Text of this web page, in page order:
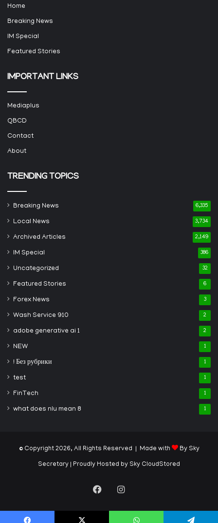
Home
Breaking News
IM Special
Featured Stories
IMPORTANT LINKS
Mediaplus
QBCD
Contact
About
TRENDING TOPICS
Breaking News 6,335
Local News 3,734
Archived Articles 2,149
IM Special 386
Uncategorized 32
Featured Stories 6
Forex News 3
Wash Service 910 2
adobe generative ai 1 2
NEW 1
! Без рубрики 1
test 1
FinTech 1
what does nlu mean 8 1
© Copyright 2026, All Rights Reserved | Made with By Sky
Secretary | Proudly Hosted by Sky CloudStored
FacebookInstagram